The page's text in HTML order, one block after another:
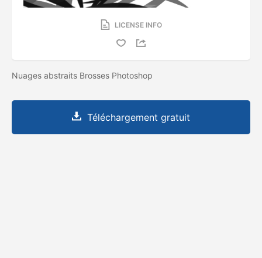
LICENSE INFO
Nuages ​​abstraits Brosses Photoshop
Téléchargement gratuit